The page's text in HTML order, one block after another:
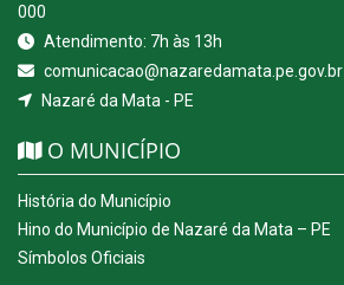
000
Atendimento: 7h às 13h
comunicacao@nazaredamata.pe.gov.br
Nazaré da Mata - PE
O MUNICÍPIO
História do Município
Hino do Município de Nazaré da Mata – PE
Símbolos Oficiais